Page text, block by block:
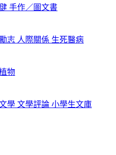
手作／圖文書
志 人際關係 生死醫病
物
學 文學評論 小學生文庫